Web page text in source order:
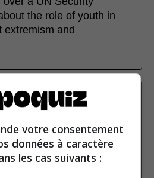
the role of youth in
extremism and
votre consentement
données à caractère
les cas suivants :